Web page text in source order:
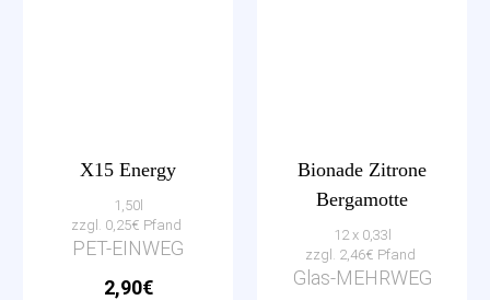
X15 Energy
1,50l
zzgl. 0,25€ Pfand
PET-EINWEG
2,90€
Bionade Zitrone
Bergamotte
12 x 0,33l
zzgl. 2,46€ Pfand
Glas-MEHRWEG